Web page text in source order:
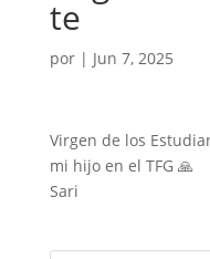
te
por | Jun 7, 2025
Virgen de los
mi hijo en el TFG 🙏
Sari